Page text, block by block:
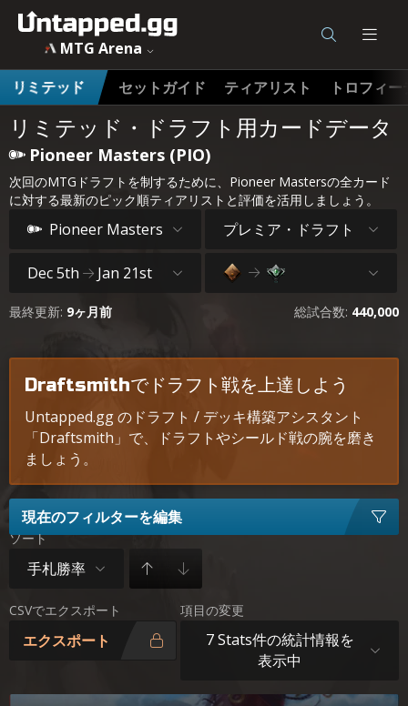
MTG Arena
リミテッド
セットガイド ティアリスト トロフィ
リミテッド・ドラフト用カードデータ
Pioneer Masters (PIO)
次回のMTGドラフトを制するために、Pioneer Mastersの全カード
に対する最新のピック順ティアリストと評価を活用しましょう。
Pioneer Masters プレミア・ドラフト
Dec 5th Jan 21st
最終更新: 9ヶ月前 総試合数: 440,000
Draftsmithでドラフト戦を上達しよう
Untapped.gg のドラフト / デッキ構築アシスタント
「Draftsmith」で、ドラフトやシールド戦の腕を磨き
ましょう。
現在のフィルターを編集
ソート
手札勝率
CSVでエクスポート
エクスポート
項目の変更
7 Stats件の統計情報を
表示中